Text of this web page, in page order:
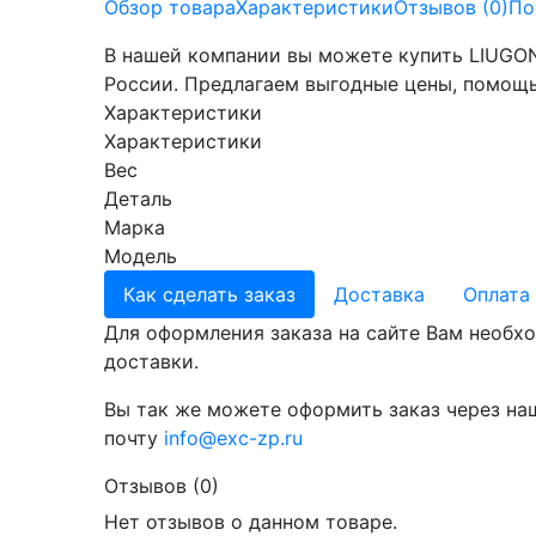
Обзор товараХарактеристикиОтзывов (0)
В нашей компании вы можете купить
России. Предлагаем выгодные цены,
Характеристики
Характеристики
Вес
Деталь
Марка
Модель
Как сделать заказ
Доставка Оплата
Для оформления заказа на сайте Вам
доставки.
Вы так же можете оформить заказ через
почту info@exc-zp.ru
Отзывов (0)
Нет отзывов о данном товаре.